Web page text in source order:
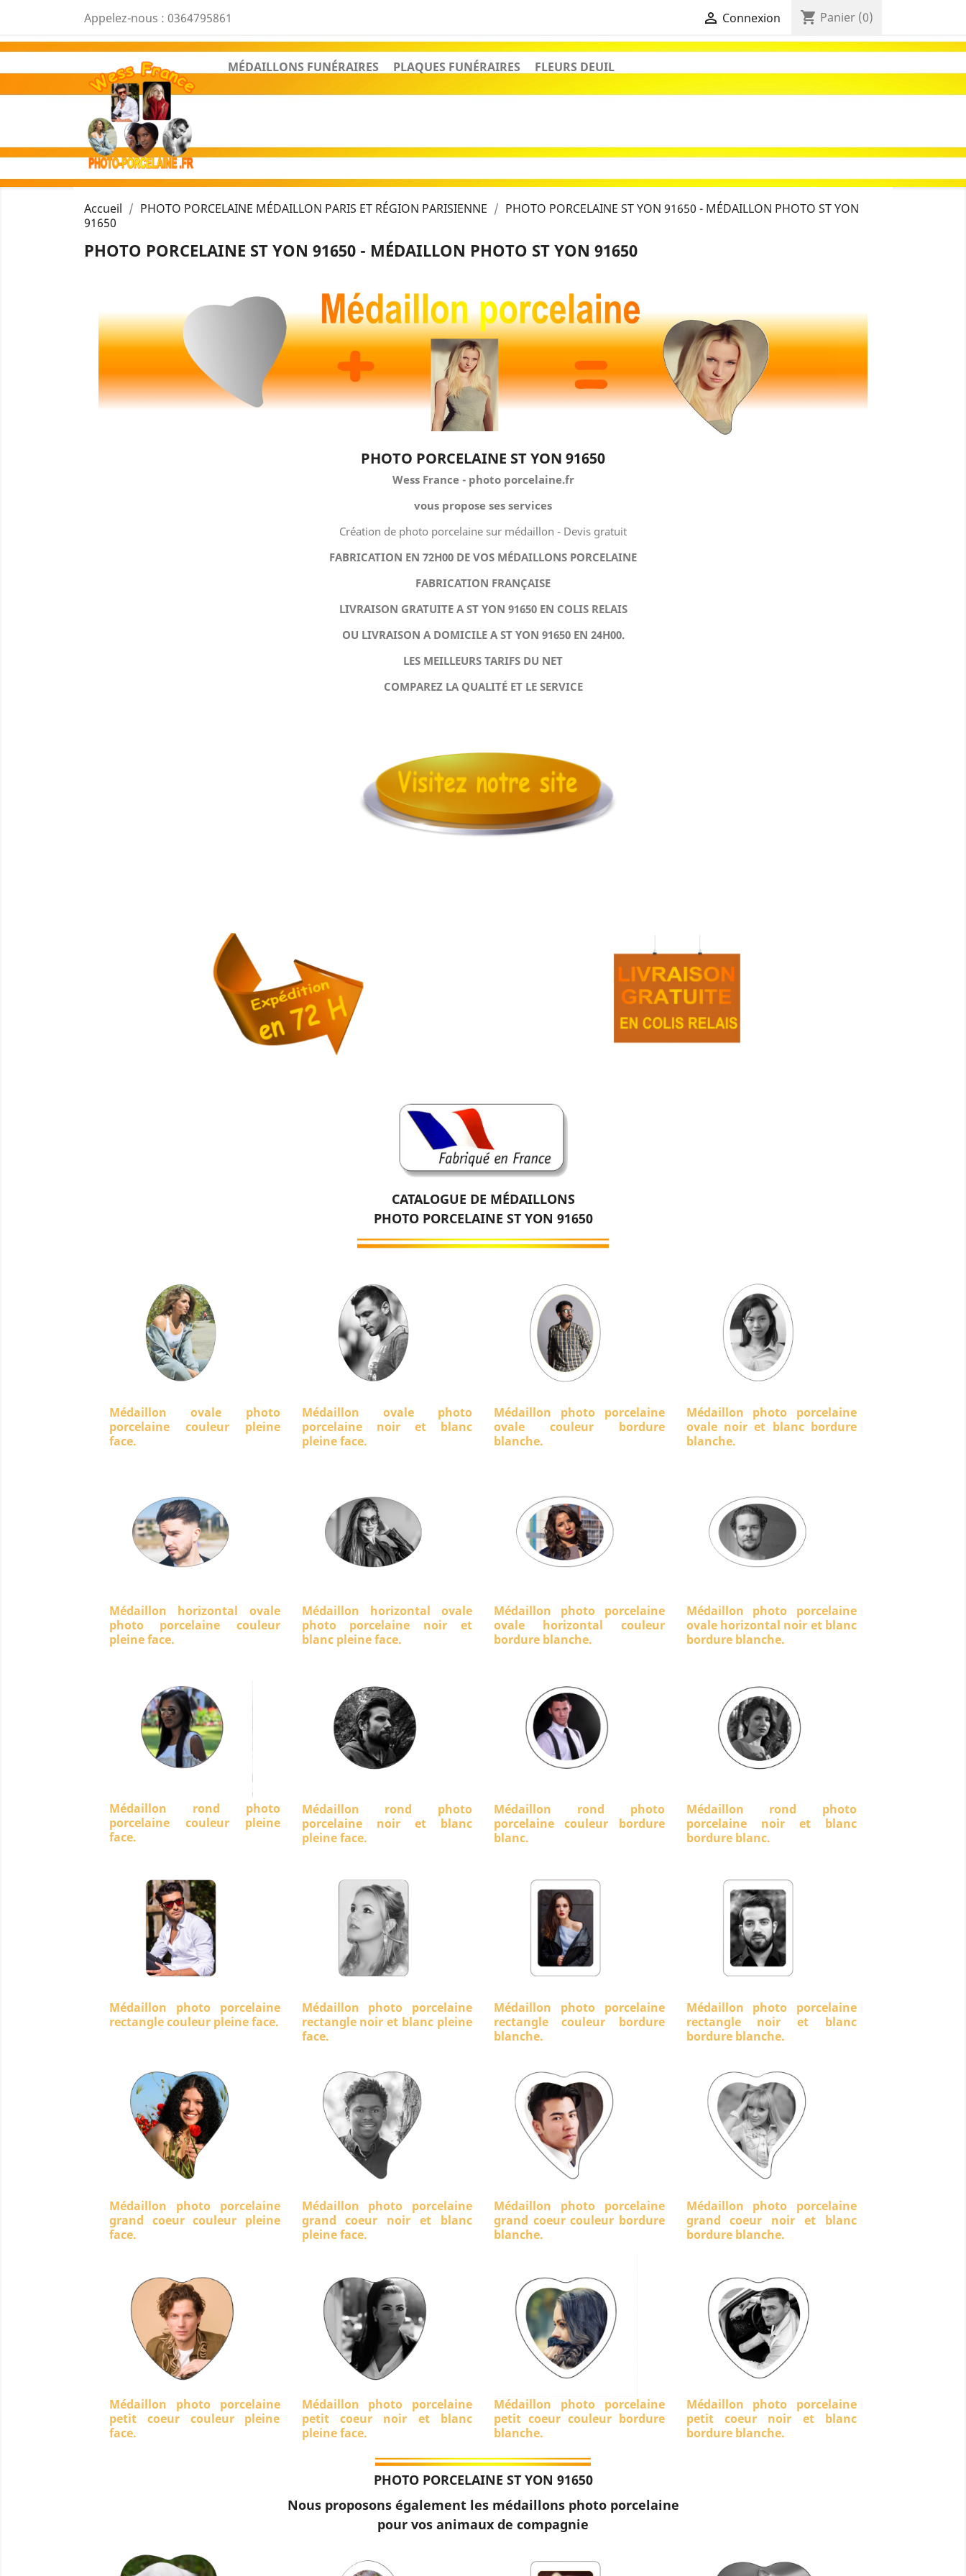
Appelez-nous : 0364795861  Connexion shopping_cart Panier (0)
MÉDAILLONS FUNÉRAIRES PLAQUES FUNÉRAIRES FLEURS DEUIL
Accueil PHOTO PORCELAINE MÉDAILLON PARIS ET RÉGION PARISIENNE
PHOTO PORCELAINE ST YON 91650 - MÉDAILLON PHOTO ST YON
91650
PHOTO PORCELAINE ST YON 91650 - MÉDAILLON PHOTO ST YON 91650
PHOTO PORCELAINE ST YON 91650
Wess France - photo porcelaine.fr
vous propose ses services
Création de photo porcelaine sur médaillon - Devis gratuit
FABRICATION EN 72H00 DE VOS MÉDAILLONS PORCELAINE
FABRICATION FRANÇAISE
LIVRAISON GRATUITE A ST YON 91650 EN COLIS RELAIS
OU LIVRAISON A DOMICILE A ST YON 91650 EN 24H00.
LES MEILLEURS TARIFS DU NET
COMPAREZ LA QUALITÉ ET LE SERVICE
CATALOGUE DE MÉDAILLONS
PHOTO PORCELAINE ST YON 91650
Médaillon ovale photo
porcelaine couleur pleine
face.
Médaillon ovale photo
porcelaine noir et blanc
pleine face.
Médaillon photo porcelaine
ovale couleur bordure
blanche.
Médaillon photo porcelaine
ovale noir et blanc bordure
blanche.
Médaillon horizontal ovale
photo porcelaine couleur
pleine face.
Médaillon horizontal ovale
photo porcelaine noir et
blanc pleine face.
Médaillon photo porcelaine
ovale horizontal couleur
bordure blanche.
Médaillon photo porcelaine
ovale horizontal noir et blanc
bordure blanche.
Médaillon rond photo
porcelaine couleur pleine
face.
Médaillon rond photo
porcelaine noir et blanc
pleine face.
Médaillon rond photo
porcelaine couleur bordure
blanc.
Médaillon rond photo
porcelaine noir et blanc
bordure blanc.
Médaillon photo porcelaine
rectangle couleur pleine face.
Médaillon photo porcelaine
rectangle noir et blanc pleine
face.
Médaillon photo porcelaine
rectangle couleur bordure
blanche.
Médaillon photo porcelaine
rectangle noir et blanc
bordure blanche.
Médaillon photo porcelaine
grand coeur couleur pleine
face.
Médaillon photo porcelaine
grand coeur noir et blanc
pleine face.
Médaillon photo porcelaine
grand coeur couleur bordure
blanche.
Médaillon photo porcelaine
grand coeur noir et blanc
bordure blanche.
Médaillon photo porcelaine
petit coeur couleur pleine
face.
Médaillon photo porcelaine
petit coeur noir et blanc
pleine face.
Médaillon photo porcelaine
petit coeur couleur bordure
blanche.
Médaillon photo porcelaine
petit coeur noir et blanc
bordure blanche.
PHOTO PORCELAINE ST YON 91650
Nous proposons également les médaillons photo porcelaine
pour vos animaux de compagnie